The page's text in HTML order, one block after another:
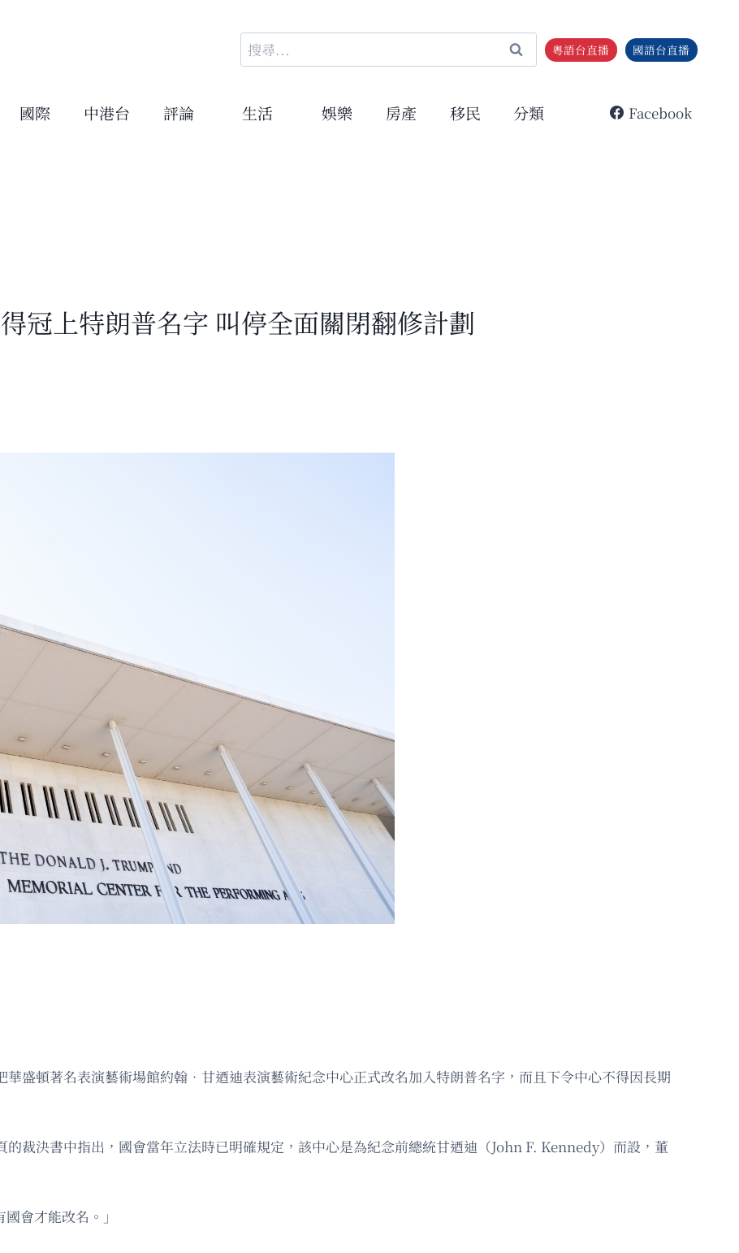
搜
尋
鍵
粵語台直播 國語台直播
國際 中港台 評論 生活 娛樂 房產 移民 分類 Facebook
冠上特朗普名字 叫停全面關閉翻修計劃
盛頓著名表演藝術場館約翰．甘迺迪表演藝術紀念中心正式改名加入特朗普名字，而且下令中心不得因長期
裁決書中指出，國會當年立法時已明確規定，該中心是為紀念前總統甘迺迪（John F. Kennedy）而設，董
會才能改名。」